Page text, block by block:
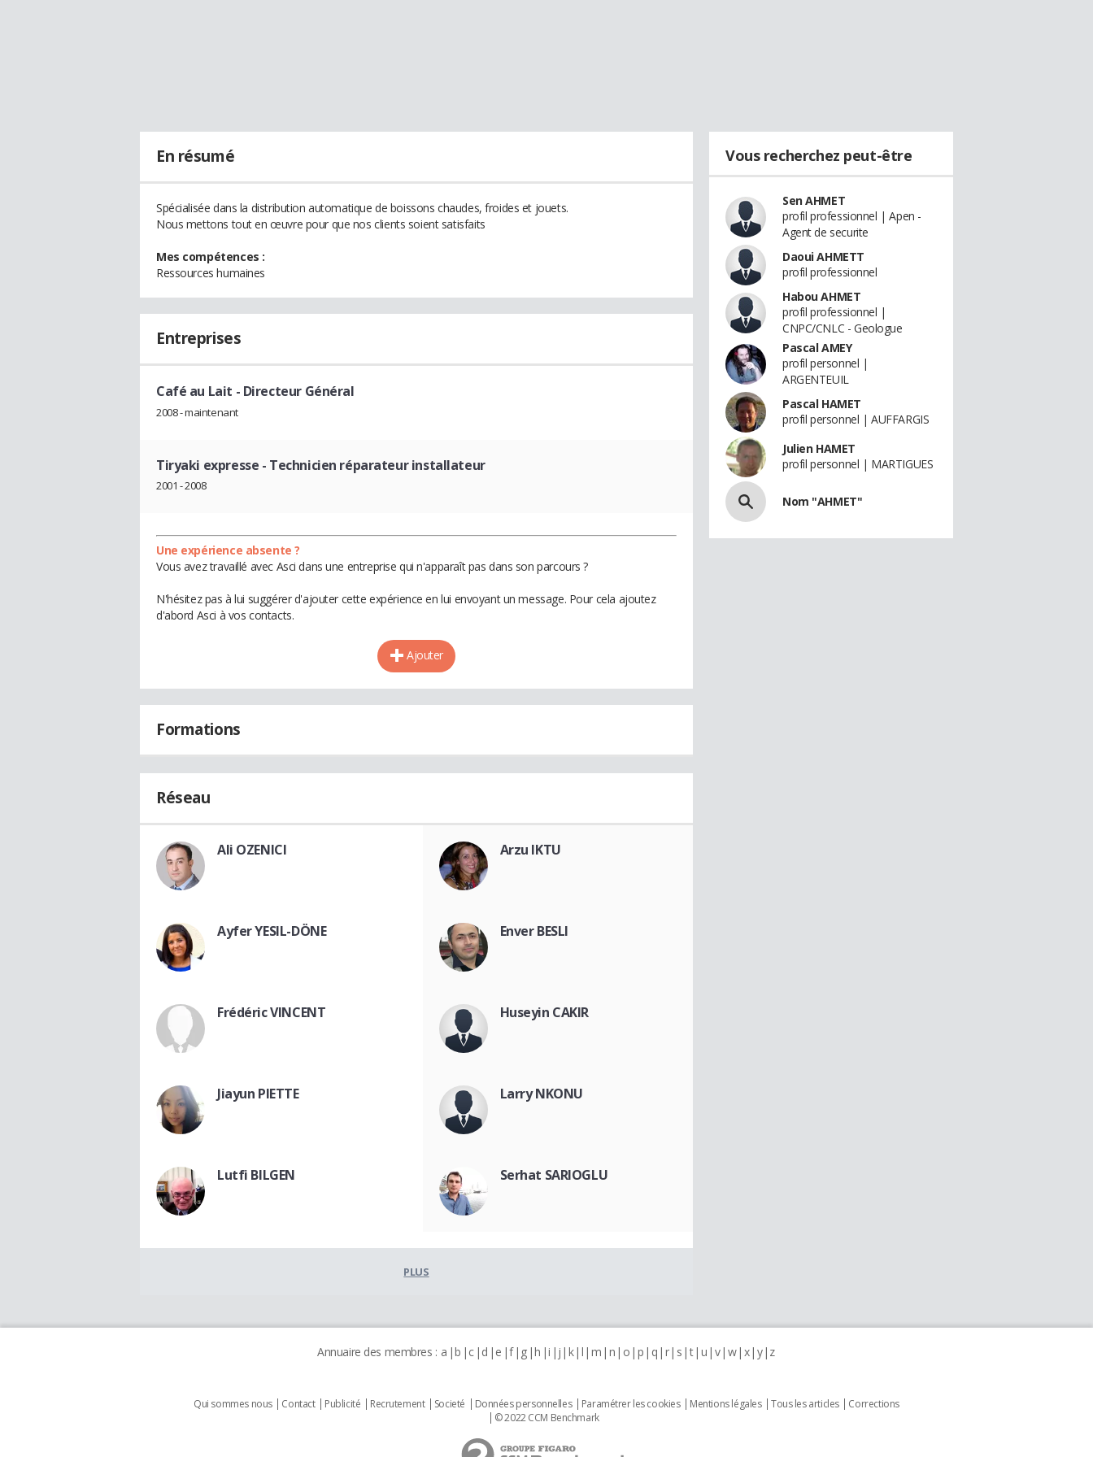
En résumé
Spécialisée dans la distribution automatique de boissons chaudes, froides et jouets.
Nous mettons tout en œuvre pour que nos clients soient satisfaits
Mes compétences :
Ressources humaines
Entreprises
Café au Lait - Directeur Général
2008 - maintenant
Tiryaki expresse - Technicien réparateur installateur
2001 - 2008
Une expérience absente ?
Vous avez travaillé avec Asci dans une entreprise qui n'apparaît pas dans son parcours ?
N'hésitez pas à lui suggérer d'ajouter cette expérience en lui envoyant un message. Pour cela ajoutez
d'abord Asci à vos contacts.
Ajouter
Formations
Réseau
Ali OZENICI Arzu IKTU
Ayfer YESIL-DÖNE Enver BESLI
Frédéric VINCENT Huseyin CAKIR
Jiayun PIETTE Larry NKONU
Lutfi BILGEN Serhat SARIOGLU
PLUS
Vous recherchez peut-être
Sen AHMET
profil professionnel | Apen -
Agent de securite
Daoui AHMETT
profil professionnel
Habou AHMET
profil professionnel |
CNPC/CNLC - Geologue
Pascal AMEY
profil personnel |
ARGENTEUIL
Pascal HAMET
profil personnel | AUFFARGIS
Julien HAMET
profil personnel | MARTIGUES
Nom "AHMET"
Annuaire des membres : a b c d e f g h i j k l m n o p q r s t u v w x y z
Qui sommes nous Contact Publicité Recrutement Societé Données personnelles Paramétrer les cookies Mentions légales Tous les articles
Corrections
© 2022 CCM Benchmark